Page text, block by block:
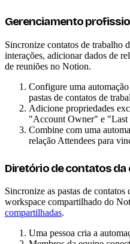
Gerenciamento
Sincronize contatos de trabalho
interações, adicionar dados de
de reuniões no Notion.
Configure uma
pastas de contatos de
Adicione propriedades
"Account Owner" e "Last
Combine com uma
relação Attendees para
Diretório de contatos da
Sincronize as pastas de
workspace compartilhado do
compartilhadas.
Uma pessoa cria a